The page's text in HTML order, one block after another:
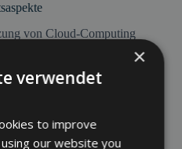
von Cloud-Computing
mit sich.
personenbezogenen
insbesondere gemäß
müssen daher
übertragen und
innerhalb der EU.
×
verwendet
to improve
our website you